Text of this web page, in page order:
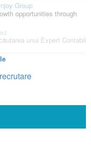
Group
opportunities through
unui Expert Contabil